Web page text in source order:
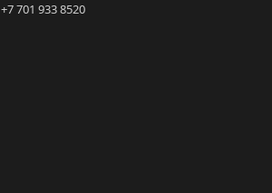
+7 701 933 8520